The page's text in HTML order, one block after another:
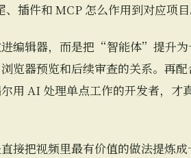
插件和 MCP 怎么作用到对应项目
编辑器，而是把“智能体”提升为
览器预览和后续审查的关系。再
用 AI 处理单点工作的开发者，才
接把视频里最有价值的做法提炼